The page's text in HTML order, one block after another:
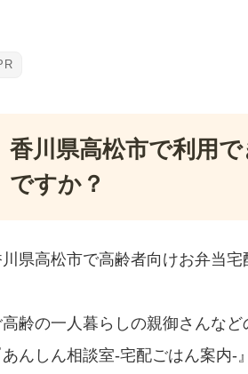
香川県高松市で利用
ですか？
県高松市で高齢者向けお弁当
高齢の一人暮らしの親御さんな
あんしん相談室‐宅配ごはん案内‐